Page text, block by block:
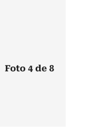
Foto 4 de 8